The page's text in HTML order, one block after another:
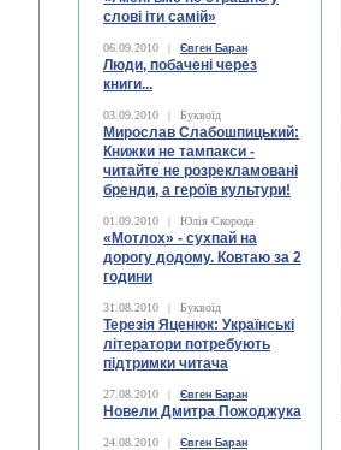
слові іти самій»
06.09.2010 | Євген Баран
Люди, побачені через
книги...
03.09.2010 | Буквоїд
Мирослав Слабошпицький:
Книжки не тампакси -
читайте не розрекламовані
бренди, а героїв культури!
01.09.2010 | Юлія Скорода
«Мотлох» - сухпай на
дорогу додому. Ковтаю за 2
години
31.08.2010 | Буквоїд
Терезія Яценюк: Українські
літератори потребують
підтримки читача
27.08.2010 | Євген Баран
Новели Дмитра Пожоджука
24.08.2010 | Євген Баран